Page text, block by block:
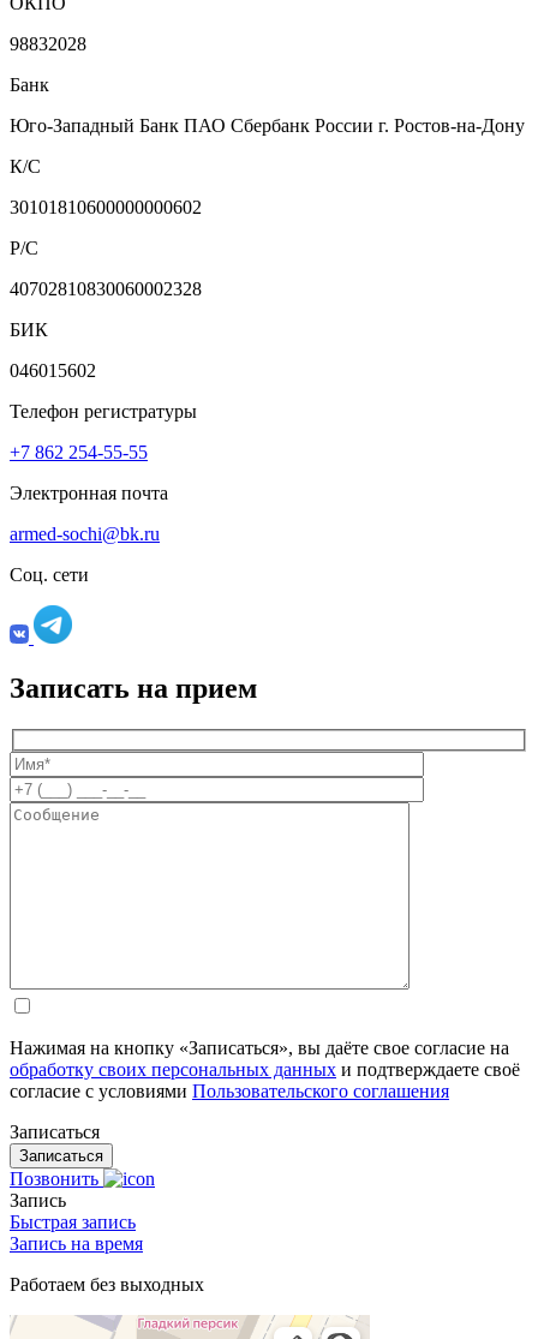
98832028
Банк
Юго-Западный Банк ПАО Сбербанк России г. Ростов-на-Дону
К/С
30101810600000000602
Р/С
40702810830060002328
БИК
046015602
Телефон регистратуры
+7 862 254-55-55
Электронная почта
armed-sochi@bk.ru
Соц. сети
Записать на прием
Нажимая на кнопку «Записаться», вы даёте свое согласие на
обработку своих персональных данных и подтверждаете своё
согласие с условиями Пользовательского соглашения
Записаться
Позвонить
Запись
Быстрая запись
Запись на время
Работаем без выходных